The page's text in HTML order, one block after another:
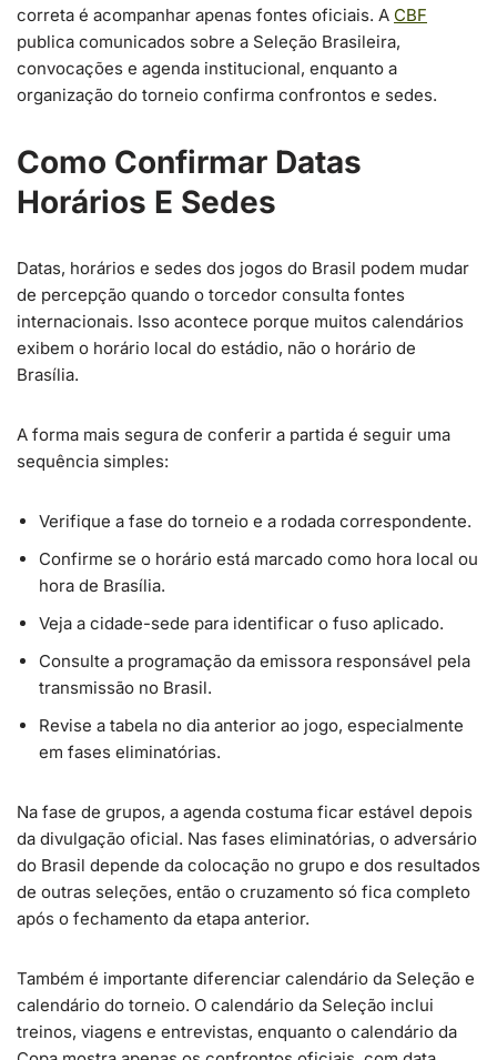
correta é acompanhar apenas fontes oficiais. A CBF
publica comunicados sobre a Seleção Brasileira,
convocações e agenda institucional, enquanto a
organização do torneio confirma confrontos e sedes.
Como Confirmar Datas
Horários E Sedes
Datas, horários e sedes dos jogos do Brasil podem mudar
de percepção quando o torcedor consulta fontes
internacionais. Isso acontece porque muitos calendários
exibem o horário local do estádio, não o horário de
Brasília.
A forma mais segura de conferir a partida é seguir uma
sequência simples:
Verifique a fase do torneio e a rodada correspondente.
Confirme se o horário está marcado como hora local ou
hora de Brasília.
Veja a cidade-sede para identificar o fuso aplicado.
Consulte a programação da emissora responsável pela
transmissão no Brasil.
Revise a tabela no dia anterior ao jogo, especialmente
em fases eliminatórias.
Na fase de grupos, a agenda costuma ficar estável depois
da divulgação oficial. Nas fases eliminatórias, o adversário
do Brasil depende da colocação no grupo e dos resultados
de outras seleções, então o cruzamento só fica completo
após o fechamento da etapa anterior.
Também é importante diferenciar calendário da Seleção e
calendário do torneio. O calendário da Seleção inclui
treinos, viagens e entrevistas, enquanto o calendário da